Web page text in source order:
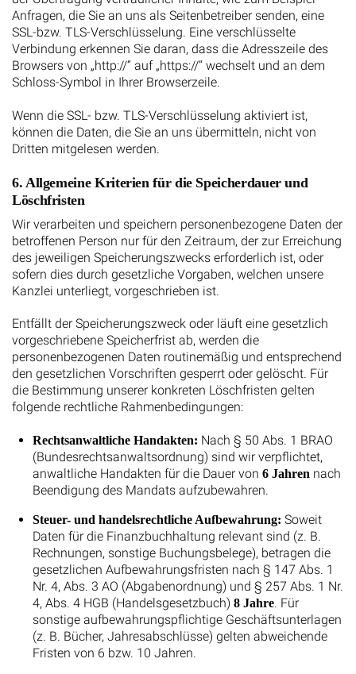
Anfragen, die Sie an uns als Seitenbetreiber senden, eine
SSL-bzw. TLS-Verschlüsselung. Eine verschlüsselte
Verbindung erkennen Sie daran, dass die Adresszeile des
Browsers von „http://“ auf „https://“ wechselt und an dem
Schloss-Symbol in Ihrer Browserzeile.
Wenn die SSL- bzw. TLS-Verschlüsselung aktiviert ist,
können die Daten, die Sie an uns übermitteln, nicht von
Dritten mitgelesen werden.
6. Allgemeine Kriterien für die Speicherdauer und
Löschfristen
Wir verarbeiten und speichern personenbezogene Daten der
betroffenen Person nur für den Zeitraum, der zur Erreichung
des jeweiligen Speicherungszwecks erforderlich ist, oder
sofern dies durch gesetzliche Vorgaben, welchen unsere
Kanzlei unterliegt, vorgeschrieben ist.
Entfällt der Speicherungszweck oder läuft eine gesetzlich
vorgeschriebene Speicherfrist ab, werden die
personenbezogenen Daten routinemäßig und entsprechend
den gesetzlichen Vorschriften gesperrt oder gelöscht. Für
die Bestimmung unserer konkreten Löschfristen gelten
folgende rechtliche Rahmenbedingungen:
Rechtsanwaltliche Handakten: Nach § 50 Abs. 1 BRAO
(Bundesrechtsanwaltsordnung) sind wir verpflichtet,
anwaltliche Handakten für die Dauer von 6 Jahrennach
Beendigung des Mandats aufzubewahren.
Steuer- und handelsrechtliche Aufbewahrung: Soweit
Daten für die Finanzbuchhaltung relevant sind (z. B.
Rechnungen, sonstige Buchungsbelege), betragen die
gesetzlichen Aufbewahrungsfristen nach § 147 Abs. 1
Nr. 4, Abs. 3 AO (Abgabenordnung) und § 257 Abs. 1 Nr.
4, Abs. 4 HGB (Handelsgesetzbuch) 8 Jahre. Für
sonstige aufbewahrungspflichtige Geschäftsunterlagen
(z. B. Bücher, Jahresabschlüsse) gelten abweichende
Fristen von 6 bzw. 10 Jahren.